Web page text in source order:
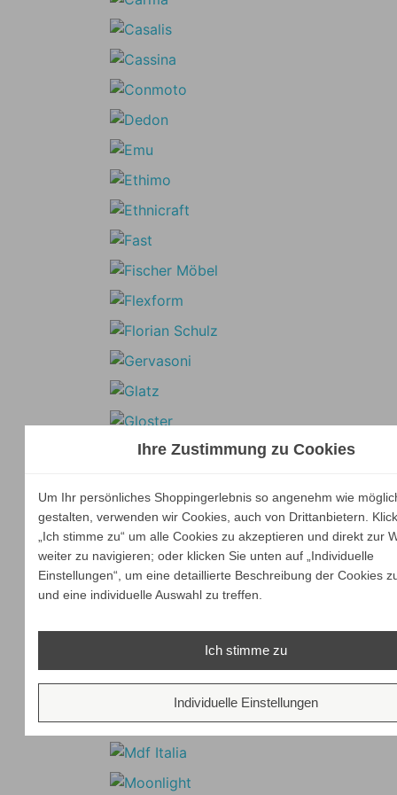
Ihre Zustimmung zu Cookies
Um Ihr persönliches Shoppingerlebnis so angenehm wie
gestalten, verwenden wir Cookies, auch von Drittanbietern.
„Ich stimme zu“ um alle Cookies zu akzeptieren und direkt zur
weiter zu navigieren; oder klicken Sie unten auf „Individuelle
Einstellungen“, um eine detaillierte Beschreibung der Cookies
und eine individuelle Auswahl zu treffen.
Ich stimme zu
Individuelle Einstellungen